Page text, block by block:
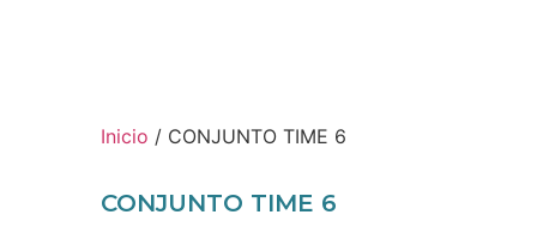
Inicio / CONJUNTO TIME 6
CONJUNTO TIME 6